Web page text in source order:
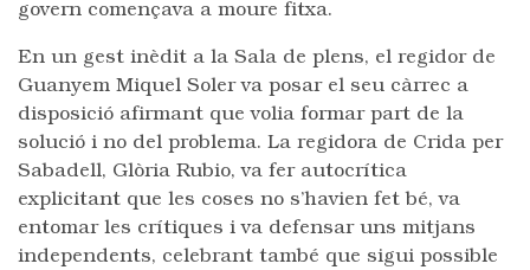
govern començava a moure fitxa.
En un gest inèdit a la Sala de plens, el regidor de
Guanyem Miquel Soler va posar el seu càrrec a
disposició afirmant que volia formar part de la
solució i no del problema. La regidora de Crida per
Sabadell, Glòria Rubio, va fer autocrítica
explicitant que les coses no s’havien fet bé, va
entomar les crítiques i va defensar uns mitjans
independents, celebrant també que sigui possible